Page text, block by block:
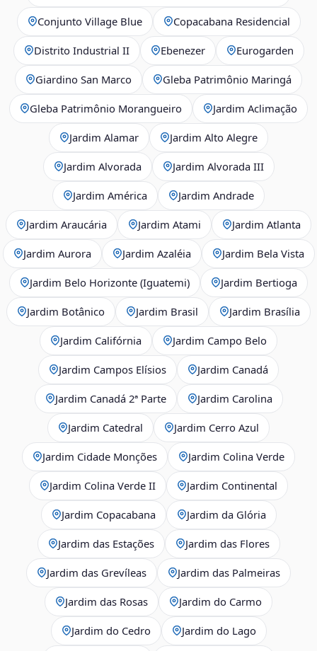
Conjunto Village Blue Copacabana Residencial
Distrito Industrial II Ebenezer Eurogarden
Giardino San Marco Gleba Patrimônio Maringá
Gleba Patrimônio Morangueiro Jardim Aclimação
Jardim Alamar Jardim Alto Alegre
Jardim Alvorada Jardim Alvorada III
Jardim América Jardim Andrade
Jardim Araucária Jardim Atami Jardim Atlanta
Jardim Aurora Jardim Azaléia Jardim Bela Vista
Jardim Belo Horizonte (Iguatemi) Jardim Bertioga
Jardim Botânico Jardim Brasil Jardim Brasília
Jardim Califórnia Jardim Campo Belo
Jardim Campos Elísios Jardim Canadá
Jardim Canadá 2ª Parte Jardim Carolina
Jardim Catedral Jardim Cerro Azul
Jardim Cidade Monções Jardim Colina Verde
Jardim Colina Verde II Jardim Continental
Jardim Copacabana Jardim da Glória
Jardim das Estações Jardim das Flores
Jardim das Grevíleas Jardim das Palmeiras
Jardim das Rosas Jardim do Carmo
Jardim do Cedro Jardim do Lago